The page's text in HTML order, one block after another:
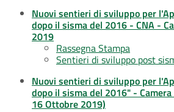
Nuovi sentieri di sviluppo per
dopo il sisma del 2016 - CNA -
2019
Rassegna Stampa
Sentieri di sviluppo post
Nuovi sentieri di sviluppo per
dopo il sisma del 2016" -
16 Ottobre 2019)